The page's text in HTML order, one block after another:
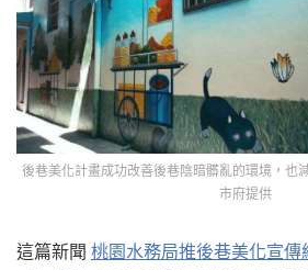
後巷美化計畫成功改善後巷陰暗髒亂的環境，也
市府提供
這篇新聞 桃園水務局推後巷美化宣傳